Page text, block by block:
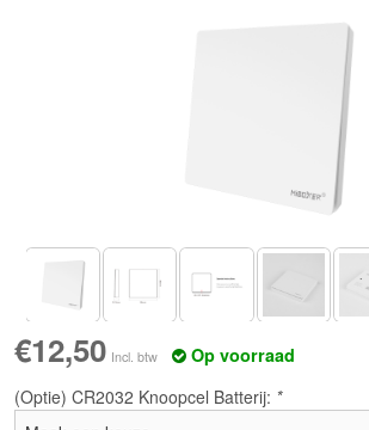
€12,50 Incl. btw
Op voorraad
(Optie) CR2032 Knoopcel Batterij: *